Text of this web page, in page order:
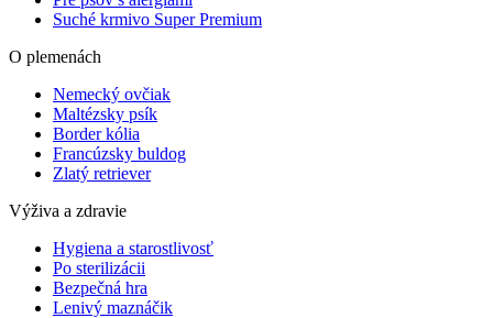
Suché krmivo Super Premium
O plemenách
Nemecký ovčiak
Maltézsky psík
Border kólia
Francúzsky buldog
Zlatý retriever
Výživa a zdravie
Hygiena a starostlivosť
Po sterilizácii
Bezpečná hra
Lenivý maznáčik